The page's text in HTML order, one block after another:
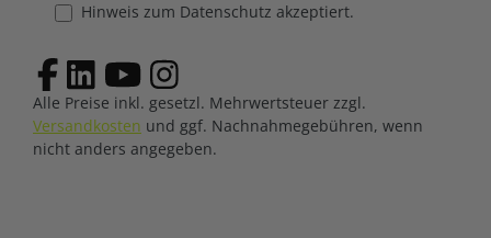
Hinweis zum Datenschutz akzeptiert.
Alle Preise inkl. gesetzl. Mehrwertsteuer zzgl.
Versandkosten und ggf. Nachnahmegebühren, wenn
nicht anders angegeben.